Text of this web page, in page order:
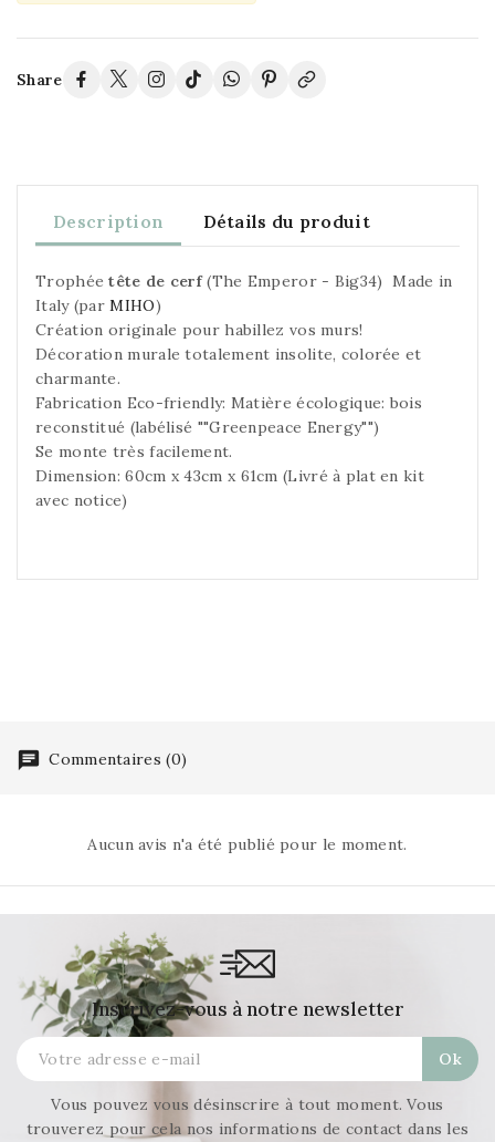
Share
Description Détails du produit
Trophéetête de cerf(The Emperor - Big34) Made in
Italy (parMIHO)
Création originale pour habillez vos murs!
Décoration murale totalement insolite, colorée et
charmante.
Fabrication Eco-friendly: Matière écologique: bois
reconstitué (labélisé ""Greenpeace Energy"")
Se monte très facilement.
Dimension: 60cm x 43cm x 61cm (Livré à plat en kit
avec notice)
Commentaires (0)
Aucun avis n'a été publié pour le moment.
Inscrivez-vous à notre newsletter
Vous pouvez vous désinscrire à tout moment. Vous
trouverez pour cela nos informations de contact dans les